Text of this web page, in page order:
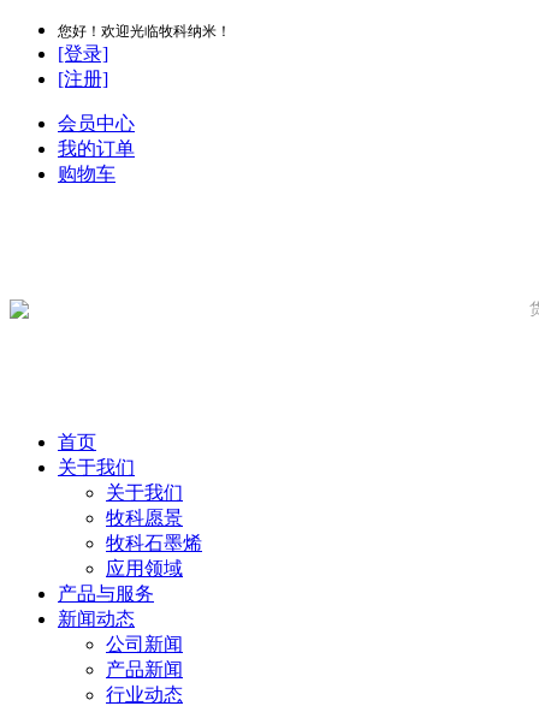
您好！欢迎光临牧科纳米！
[登录]
[注册]
会员中心
我的订单
购物车
首页
关于我们
关于我们
牧科愿景
牧科石墨烯
应用领域
产品与服务
新闻动态
公司新闻
产品新闻
行业动态